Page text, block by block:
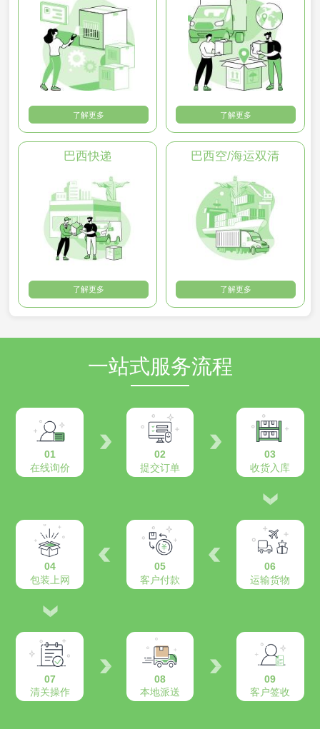
了解更多 了解更多
巴西快递
了解更多
巴西空/海运双清
了解更多
一站式服务流程
01
在线询价
02
提交订单
03
收货入库
04
包装上网
05
客户付款
06
运输货物
07
清关操作
08
本地派送
09
客户签收